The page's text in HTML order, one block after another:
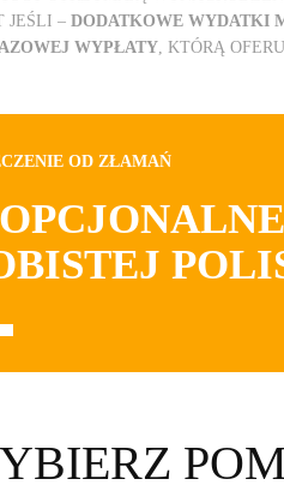
JEŚLI – DODATKOWE WYDATKI
WYPŁATY , KTÓRĄ
OD ZŁAMAŃ